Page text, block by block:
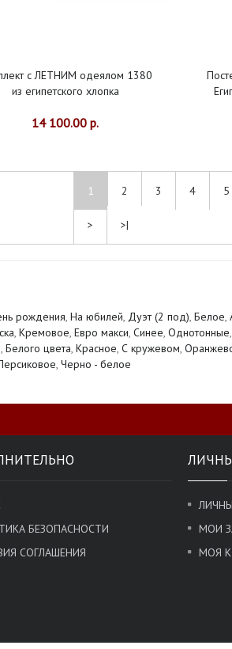
с ЛЕТНИМ одеялом 1380
из египетского хлопка
14 100.00 р.
1 2 3 4 5
> >|
рождения, На юбилей, Дуэт (2 под), Белое,
, Кремовое, Евро макси, Синее, Однотонные,
, Белого цвета, Красное, С кружевом,
, Черно - белое
БЕЗОПАСНОСТИ
СОГЛАШЕНИЯ
МОИ
МОЯ